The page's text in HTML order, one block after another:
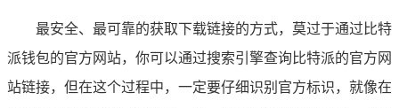
最安全、最可靠的获取下载链接的方式，莫过于通过比特
派钱包的官方网站，你可以通过搜索引擎查询比特派的官方网
站链接，但在这个过程中，一定要仔细识别官方标识，就像在